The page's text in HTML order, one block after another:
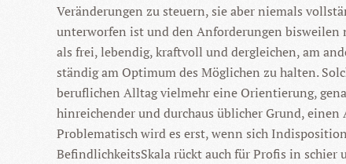
Veränderungen zu steuern, sie aber niemals
unterworfen ist und den Anforderungen bisweilen
als frei, lebendig, kraftvoll und dergleichen, am
ständig am Optimum des Möglichen zu halten.
beruflichen Alltag vielmehr eine Orientierung,
hinreichender und durchaus üblicher Grund,
Problematisch wird es erst, wenn sich
BefindlichkeitsSkala rückt auch für Profis in schier